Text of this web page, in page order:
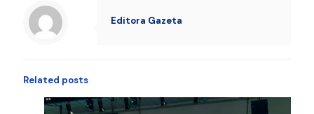
Editora Gazeta
Related posts